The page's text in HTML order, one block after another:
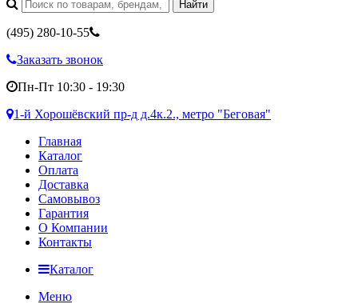
(495) 280-10-55
Заказать звонок
Пн-Пт 10:30 - 19:30
1-й Хорошёвский пр-д д.4к.2., метро "Беговая"
Главная
Каталог
Оплата
Доставка
Самовывоз
Гарантия
О Компании
Контакты
Каталог
Меню